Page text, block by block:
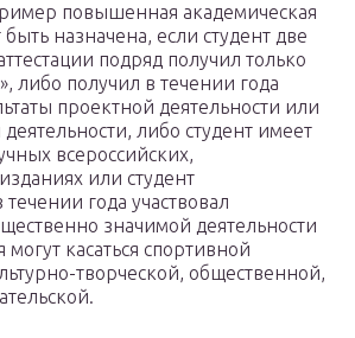
повышенная академическая
назначена, если студент две
подряд получил только
либо получил в течении года
проектной деятельности или
либо студент имеет
всероссийских,
или студент
течении года участвовал
значимой деятельности
касаться спортивной
творческой, общественной,